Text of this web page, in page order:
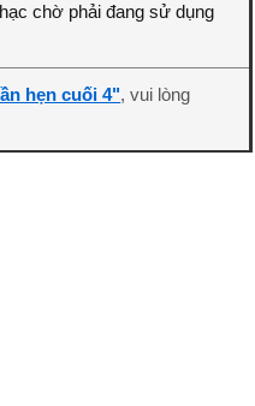
chờ phải đang sử dụng
hẹn cuối 4", vui lòng